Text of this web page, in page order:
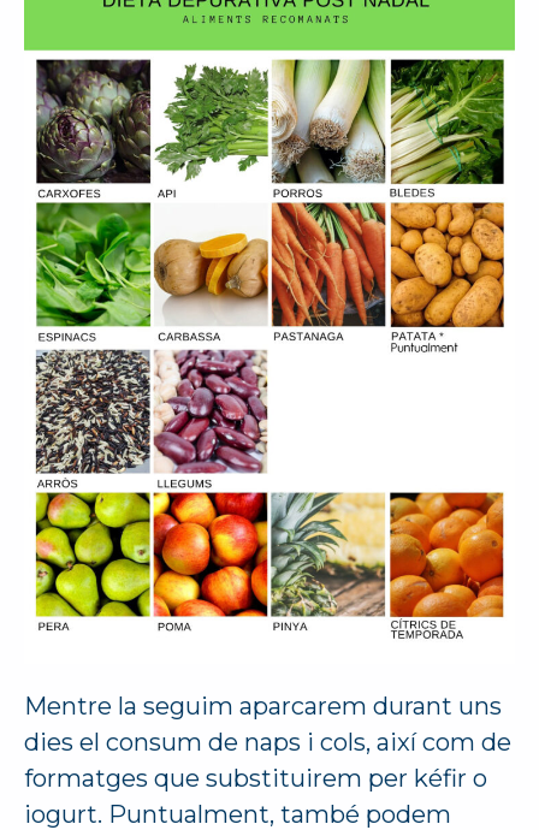
Mentre la seguim aparcarem durant uns
dies el consum de naps i cols, així com de
formatges que substituirem per kéfir o
iogurt. Puntualment, també podem